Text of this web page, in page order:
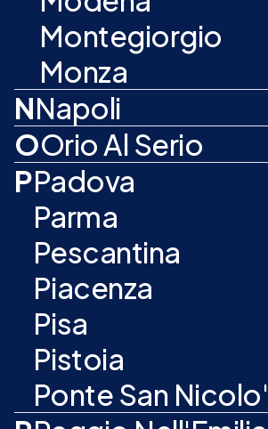
Montegiorgio
Monza
NNapoli
OOrio Al Serio
PPadova
Parma
Pescantina
Piacenza
Pisa
Pistoia
Ponte San Nicolo'